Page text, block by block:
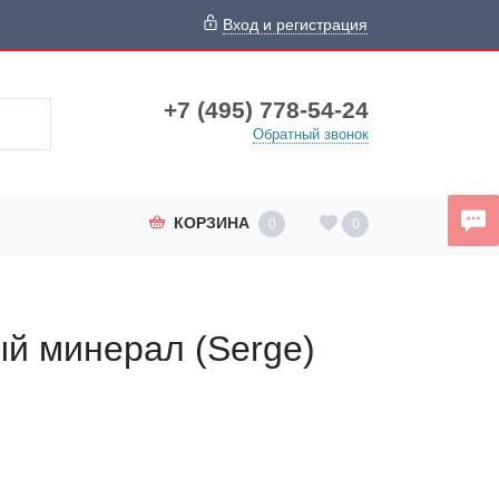
Вход и регистрация
+7 (495) 778-54-24
Обратный звонок
КОРЗИНА 0 0
минерал (Serge)